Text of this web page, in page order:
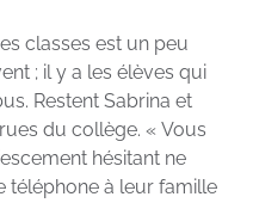
classes est un peu
; il y a les élèves qui
Restent Sabrina et
du collège. « Vous
hésitant ne
téléphone à leur famille